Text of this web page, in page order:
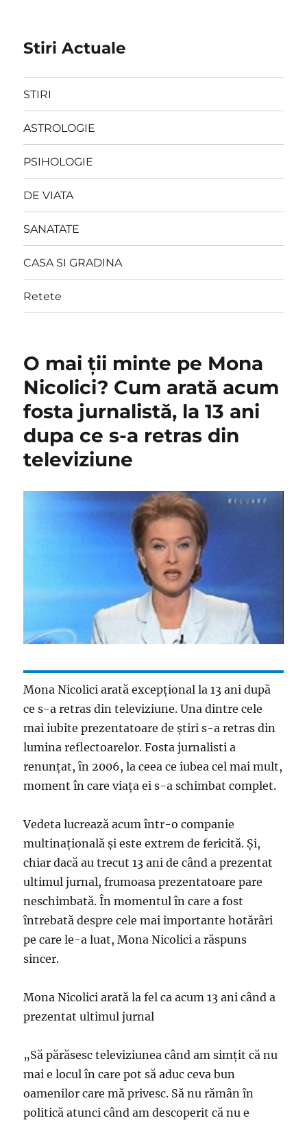
Stiri Actuale
STIRI
ASTROLOGIE
PSIHOLOGIE
DE VIATA
SANATATE
CASA SI GRADINA
Retete
O mai ții minte pe Mona
Nicolici? Cum arată acum
fosta jurnalistă, la 13 ani
dupa ce s-a retras din
televiziune
Mona Nicolici arată excepțional la 13 ani după
ce s-a retras din televiziune. Una dintre cele
mai iubite prezentatoare de știri s-a retras din
lumina reflectoarelor. Fosta jurnalisti a
renunțat, în 2006, la ceea ce iubea cel mai mult,
moment în care viața ei s-a schimbat complet.
Vedeta lucrează acum într-o companie
multinațională și este extrem de fericită. Și,
chiar dacă au trecut 13 ani de când a prezentat
ultimul jurnal, frumoasa prezentatoare pare
neschimbată. În momentul în care a fost
întrebată despre cele mai importante hotărâri
pe care le-a luat, Mona Nicolici a răspuns
sincer.
Mona Nicolici arată la fel ca acum 13 ani când a
prezentat ultimul jurnal
„Să părăsesc televiziunea când am simţit că nu
mai e locul în care pot să aduc ceva bun
oamenilor care mă privesc. Să nu rămân în
politică atunci când am descoperit că nu e